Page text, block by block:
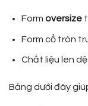
Form oversize
Form cổ tròn
Chất liệu len
Bảng dưới đây